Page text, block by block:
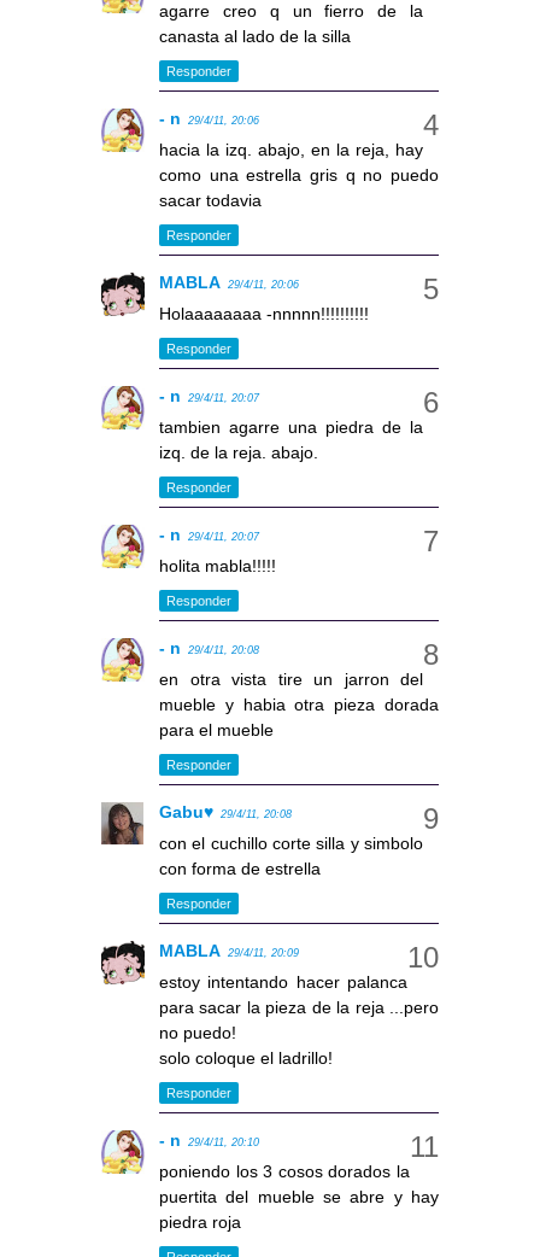
agarre creo q un fierro de la
canasta al lado de la silla
Responder
- n 29/4/11, 20:06
hacia la izq. abajo, en la reja, hay
como una estrella gris q no puedo
sacar todavia
Responder
MABLA 29/4/11, 20:06
Holaaaaaaaa -nnnnn!!!!!!!!!!
Responder
- n 29/4/11, 20:07
tambien agarre una piedra de la
izq. de la reja. abajo.
Responder
- n 29/4/11, 20:07
holita mabla!!!!!
Responder
- n 29/4/11, 20:08
en otra vista tire un jarron del
mueble y habia otra pieza dorada
para el mueble
Responder
Gabu♥ 29/4/11, 20:08
con el cuchillo corte silla y simbolo
con forma de estrella
Responder
MABLA 29/4/11, 20:09
estoy intentando hacer palanca
para sacar la pieza de la reja ...pero
no puedo!
solo coloque el ladrillo!
Responder
- n 29/4/11, 20:10
poniendo los 3 cosos dorados la
puertita del mueble se abre y hay
piedra roja